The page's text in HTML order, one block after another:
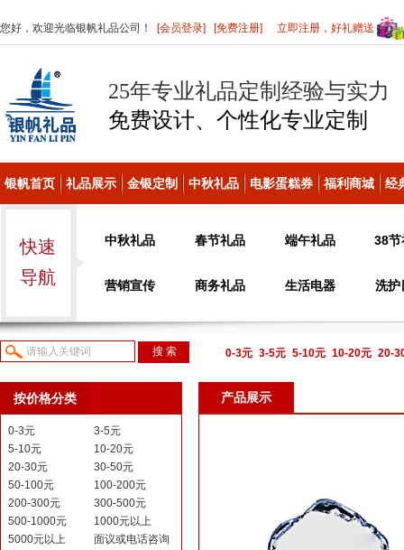
您好，欢迎光临银帆礼品公司！ [会员登录] [免费注册] 立即注册，好礼赠送
25年专业礼品定制经验与实力
免费设计、个性化专业定制
银帆首页 礼品展示 金银定制 中秋礼品 电影蛋糕券 福利商城 经
快速
导航
中秋礼品 春节礼品 端午礼品 38节
营销宣传 商务礼品 生活电器 洗护
0-3元 3-5元 5-10元 10-20元 20-
议或电话咨询
按价格分类
0-3元
3-5元
5-10元
10-20元
20-30元
30-50元
50-100元
100-200元
200-300元
300-500元
500-1000元
1000元以上
5000元以上
面议或电话咨询
产品展示